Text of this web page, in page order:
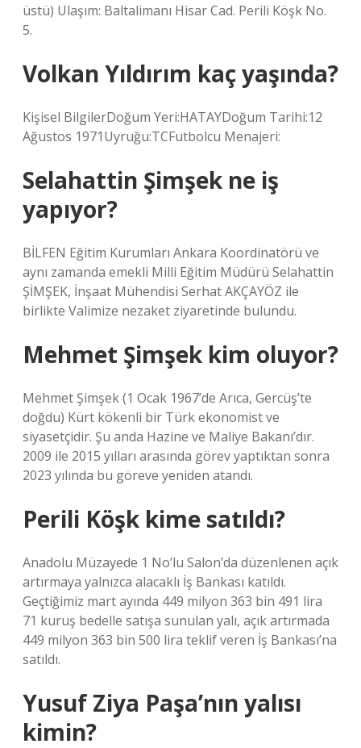
üstü) Ulaşım: Baltalimanı Hisar Cad. Perili Köşk No.
5.
Volkan Yıldırım kaç yaşında?
Kişisel BilgilerDoğum Yeri:HATAYDoğum Tarihi:12
Ağustos 1971Uyruğu:TCFutbolcu Menajeri:
Selahattin Şimşek ne iş
yapıyor?
BİLFEN Eğitim Kurumları Ankara Koordinatörü ve
aynı zamanda emekli Milli Eğitim Müdürü Selahattin
ŞİMŞEK, İnşaat Mühendisi Serhat AKÇAYÖZ ile
birlikte Valimize nezaket ziyaretinde bulundu.
Mehmet Şimşek kim oluyor?
Mehmet Şimşek (1 Ocak 1967’de Arıca, Gercüş’te
doğdu) Kürt kökenli bir Türk ekonomist ve
siyasetçidir. Şu anda Hazine ve Maliye Bakanı’dır.
2009 ile 2015 yılları arasında görev yaptıktan sonra
2023 yılında bu göreve yeniden atandı.
Perili Köşk kime satıldı?
Anadolu Müzayede 1 No’lu Salon’da düzenlenen açık
artırmaya yalnızca alacaklı İş Bankası katıldı.
Geçtiğimiz mart ayında 449 milyon 363 bin 491 lira
71 kuruş bedelle satışa sunulan yalı, açık artırmada
449 milyon 363 bin 500 lira teklif veren İş Bankası’na
satıldı.
Yusuf Ziya Paşa’nın yalısı
kimin?